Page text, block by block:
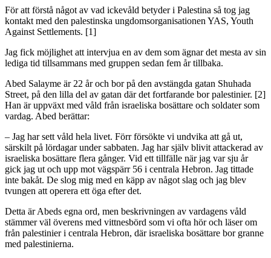
För att förstå något av vad ickevåld betyder i Palestina så tog jag
kontakt med den palestinska ungdomsorganisationen YAS, Youth
Against Settlements. [1]
Jag fick möjlighet att intervjua en av dem som ägnar det mesta av sin
lediga tid tillsammans med gruppen sedan fem år tillbaka.
Abed Salayme är 22 år och bor på den avstängda gatan Shuhada
Street, på den lilla del av gatan där det fortfarande bor palestinier. [2]
Han är uppväxt med våld från israeliska bosättare och soldater som
vardag. Abed berättar:
– Jag har sett våld hela livet. Förr försökte vi undvika att gå ut,
särskilt på lördagar under sabbaten. Jag har själv blivit attackerad av
israeliska bosättare flera gånger. Vid ett tillfälle när jag var sju år
gick jag ut och upp mot vägspärr 56 i centrala Hebron. Jag tittade
inte bakåt. De slog mig med en käpp av något slag och jag blev
tvungen att operera ett öga efter det.
Detta är Abeds egna ord, men beskrivningen av vardagens våld
stämmer väl överens med vittnesbörd som vi ofta hör och läser om
från palestinier i centrala Hebron, där israeliska bosättare bor granne
med palestinierna.